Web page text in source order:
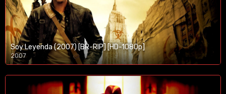
Soy Leyenda (2007) [BR-RIP] [HD-1080p]
2007
1080p/720p